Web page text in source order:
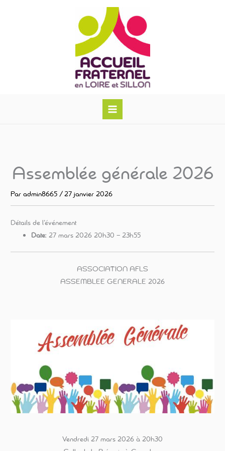
Assemblée générale 2026
Paradmin8665/27 janvier 2026
Détails de l'événement
Date: 27 mars 2026 20h30 –23h55
ASSOCIATION AFLS
ASSEMBLEE GENERALE 2026
Vendredi 27 mars 2026 à 20h30